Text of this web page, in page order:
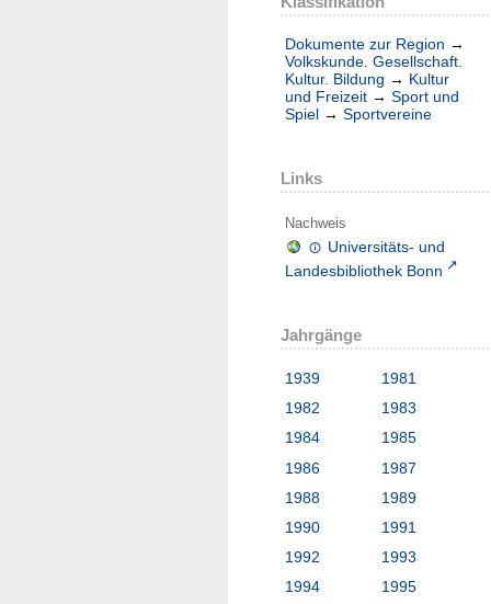
Dokumente zur Region →
Volkskunde. Gesellschaft.
Kultur. Bildung → Kultur
und Freizeit → Sport und
Spiel → Sportvereine
Links
Nachweis
Universitäts- und
Landesbibliothek Bonn
Jahrgänge
1939
1981
1982
1983
1984
1985
1986
1987
1988
1989
1990
1991
1992
1993
1994
1995